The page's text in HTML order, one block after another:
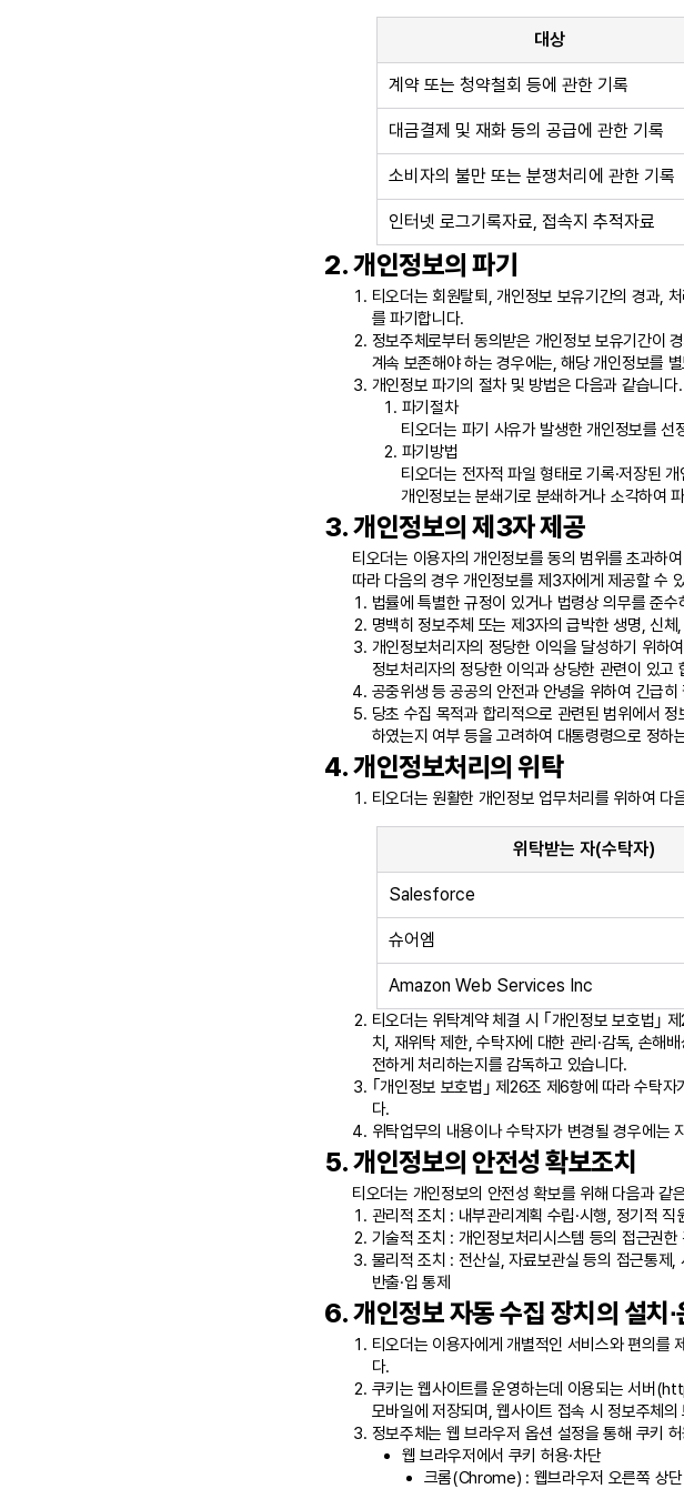
대상
계약 또는 청약철회 등에 관한 기록
대금결제 및 재화 등의 공급에 관한 기록
소비자의 불만 또는 분쟁처리에 관한 기록
인터넷 로그기록자료, 접속지 추적자료
개인정보의 파기
티오더는 회원탈퇴, 개인정보 보유기간의 경과,
를 파기합니다.
정보주체로부터 동의받은 개인정보 보유기간이
계속 보존해야 하는 경우에는, 해당 개인정보를
개인정보 파기의 절차 및 방법은 다음과 같습니다.
파기절차
티오더는 파기 사유가 발생한 개인정보를
파기방법
티오더는 전자적 파일 형태로 기록·저장된
개인정보는 분쇄기로 분쇄하거나 소각하여
개인정보의 제3자 제공
티오더는 이용자의 개인정보를 동의 범위를 초과하
따라 다음의 경우 개인정보를 제3자에게 제공할 수
법률에 특별한 규정이 있거나 법령상 의무를 준
명백히 정보주체 또는 제3자의 급박한 생명, 신
개인정보처리자의 정당한 이익을 달성하기 위하
정보처리자의 정당한 이익과 상당한 관련이 있
공중위생 등 공공의 안전과 안녕을 위하여 긴급히
당초 수집 목적과 합리적으로 관련된 범위에서
하였는지 여부 등을 고려하여 대통령령으로 정
개인정보처리의 위탁
티오더는 원활한 개인정보 업무처리를 위하여
위탁받는 자(수탁자)
Salesforce
슈어엠
Amazon Web Services Inc
티오더는 위탁계약 체결 시 ｢개인정보 보호법｣
치, 재위탁 제한, 수탁자에 대한 관리·감독, 손해
전하게 처리하는지를 감독하고 있습니다.
｢개인정보 보호법｣ 제26조 제6항에 따라 수탁자
다.
위탁업무의 내용이나 수탁자가 변경될 경우에는
개인정보의 안전성 확보조치
티오더는 개인정보의 안전성 확보를 위해 다음과 같
관리적 조치 : 내부관리계획 수립·시행, 정기적
기술적 조치 : 개인정보처리시스템 등의 접근권
물리적 조치 : 전산실, 자료보관실 등의 접근통제,
반출·입 통제
개인정보 자동 수집 장치의 설치
티오더는 이용자에게 개별적인 서비스와 편의
다.
쿠키는 웹사이트를 운영하는데 이용되는 서버
모바일에 저장되며, 웹사이트 접속 시 정보주체
정보주체는 웹 브라우저 옵션 설정을 통해 쿠키
웹 브라우저에서 쿠키 허용·차단
크롬(Chrome) : 웹브라우저 오른쪽 상